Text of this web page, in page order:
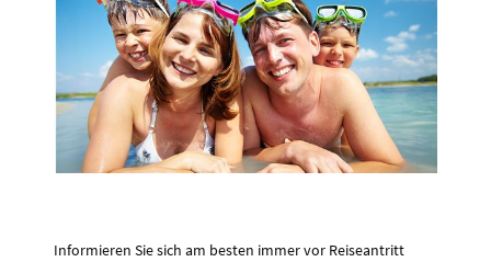
Informieren Sie sich am besten immer vor Reiseantritt